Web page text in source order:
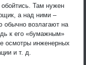
Там нужен
а над ними –
обычно возлагают на
к его «бумажным»
осмотры инженерных
и т. д.